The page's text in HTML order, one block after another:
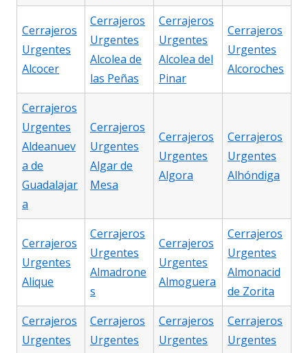
Cerrajeros
Urgentes
Alcocer
Cerrajeros
Urgentes
Alcolea de
las Peñas
Cerrajeros
Urgentes
Alcolea del
Pinar
Cerrajeros
Urgentes
Alcoroches
Cerrajeros
Urgentes
Aldeanuev
a de
Guadalajar
a
Cerrajeros
Urgentes
Algar de
Mesa
Cerrajeros
Urgentes
Algora
Cerrajeros
Urgentes
Alhóndiga
Cerrajeros
Urgentes
Alique
Cerrajeros
Urgentes
Almadrone
s
Cerrajeros
Urgentes
Almoguera
Cerrajeros
Urgentes
Almonacid
de Zorita
Cerrajeros
Urgentes
Cerrajeros
Urgentes
Cerrajeros
Urgentes
Cerrajeros
Urgentes